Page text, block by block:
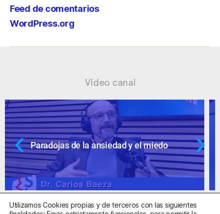
Feed de comentarios
WordPress.org
Vídeo canal
Ansiedad: supuestos cuestionables
Utilizamos Cookies propias y de terceros con las siguientes